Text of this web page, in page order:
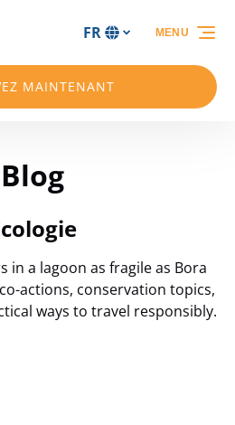
Sélectionnez
votre
FR
MAINTENANT
MENU
Blog
in a lagoon as fragile as Bora
actions, conservation topics,
ways to travel responsibly.